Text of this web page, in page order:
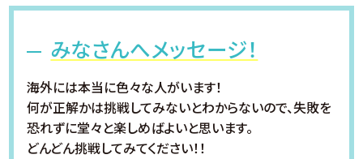
みなさんへメッセージ！
海外には本当に色々な人がいます！
何が正解かは挑戦してみないとわからないので、失敗を
恐れずに堂々と楽しめばよいと思います。
どんどん挑戦してみてください！！